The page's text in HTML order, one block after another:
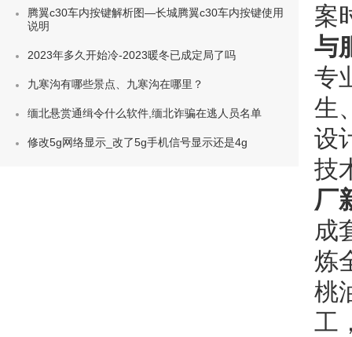
案
与
专
生
设
技
厂
成
炼
桃
工
腾翼c30车内按键解析图—长城腾翼c30车内按键使用
说明
2023年多久开始冷-2023暖冬已成定局了吗
九寒沟有哪些景点、九寒沟在哪里？
缅北悬赏通缉令什么软件,缅北诈骗在逃人员名单
修改5g网络显示_改了5g手机信号显示还是4g